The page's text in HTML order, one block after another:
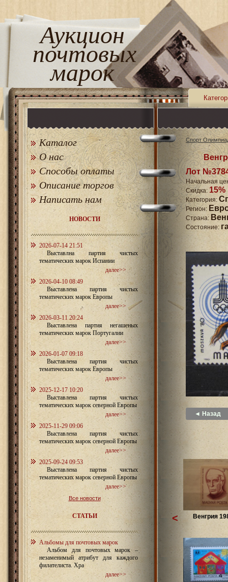
Аукцион
почтовых
марок
Каталог
О нас
Способы оплаты
Описание торгов
Написать нам
НОВОСТИ
2026-07-14 21:51
Выставлна партия чистых
тематических марок Испании
далее>>
2026-04-10 08:49
Выставлена партия чистых
тематических марок Европы
далее>>
2026-03-11 20:24
Выставлена партия негашеных
тематических марок Португалии
далее>>
2026-01-07 09:18
Выставлена партия чистых
тематических марок Европы
далее>>
2025-12-17 10:20
Выставлена партия чистых
тематических марок северной Европы
далее>>
2025-11-29 09:06
Выставлена партия чистых
тематических марок северной Европы
далее>>
2025-09-24 09:53
Выставлена партия чистых
тематических марок северной Европы
далее>>
Все новости
СТАТЬИ
Альбомы для почтовых марок
Альбом для почтовых марок –
незаменимый атрибут для каждого
филателиста. Хра
далее>>
Спорт
Лот
Начальная
Скидка: 15%
Категория:
Регион:
Страна:
Состояние:
◄ Назад
Венгрия
<